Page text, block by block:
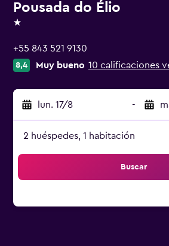
Pousada do Élio
1 estrella
+55 843 521 9130
8,4 Muy bueno 10 calificaciones
lun. 17/8 -
2 huéspedes, 1 habitación
Buscar